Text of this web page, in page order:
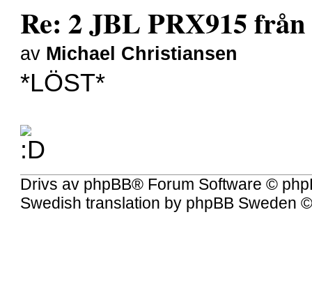
Re: 2 JBL PRX915
av Michael Christiansen
*LÖST*
Drivs av phpBB® Forum Software ©
Swedish translation by phpBB Sweden